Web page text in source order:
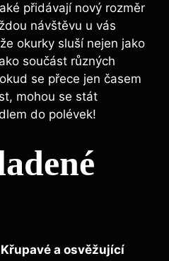
přidávají nový rozměr
návštěvu u vás
okurky sluší nejen jako
součást různých
se přece jen časem
mohou se stát
do polévek!
a osvěžující